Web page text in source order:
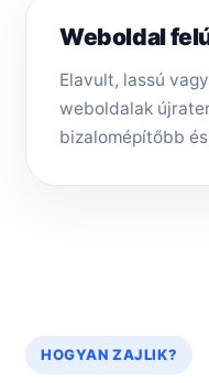
Weboldal
Elavult, lassú
weboldalak
bizalomépítőbb
HOGYAN ZAJLIK?